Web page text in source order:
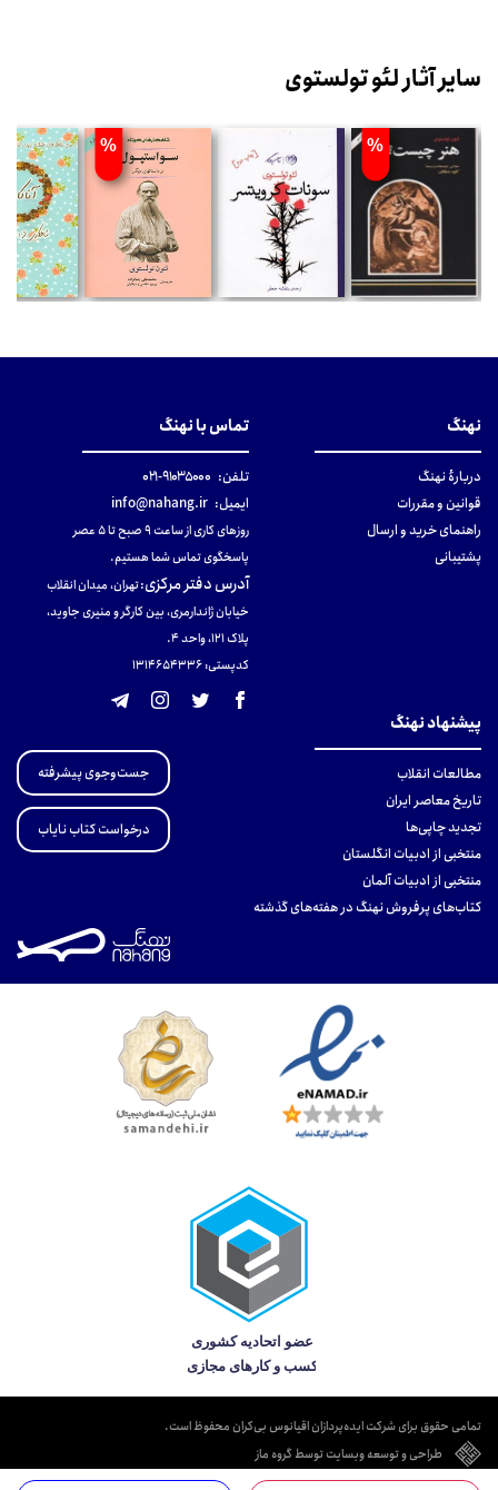
سایر آثار لئو تولستوی
%
%
نهنگ
دربارهٔ نهنگ
قوانین و مقررات
راهنمای خرید و ارسال
پشتیبانی
تماس با نهنگ
تلفن: ۹۱۰۳۵۰۰۰-۰۲۱
ایمیل: info@nahang.ir
روزهای کاری از ساعت ۹ صبح تا ۵ عصر
پاسخگوی تماس شما هستیم.
آدرس دفتر مرکزی:تهران، میدان انقلاب
خیابان ژاندارمری، بین کارگر و منیری جاوید،
پلاک 121، واحد ۴.
کدپستی: 131465433۶
پیشنهاد نهنگ
مطالعات انقلاب
تاریخ معاصر ایران
تجدید چاپی‌ها
منتخبی از ادبیات انگلستان
منتخبی از ادبیات آلمان
کتاب‌های پرفروش نهنگ در هفته‌های گذشته
جست‌وجوی پیشرفته
درخواست کتاب نایاب
تمامی حقوق برای شرکت ایده‌پردازان اقیانوس بی‌کران محفوظ است.
طراحی و توسعه وبسایت توسط گروه ماز